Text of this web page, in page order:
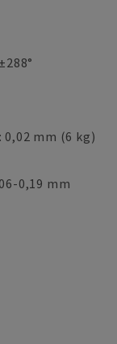
mm (6 kg)
0,19 mm